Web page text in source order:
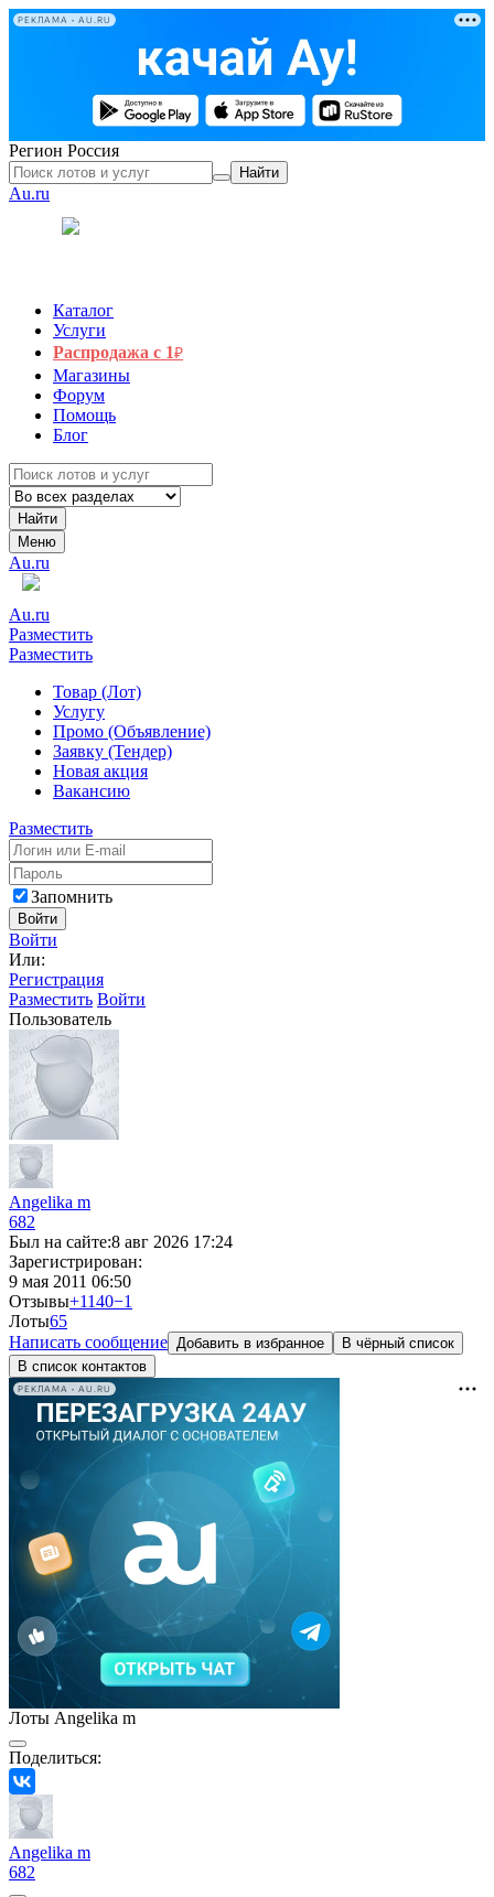
РЕКЛАМА • AU.RU
Регион Россия
Найти
Au.ru
Каталог
Услуги
Распродажа с 1₽
Магазины
Форум
Помощь
Блог
Найти
Меню
Au.ru
Au.ru
Разместить
Разместить
Товар (Лот)
Услугу
Промо (Объявление)
Заявку (Тендер)
Новая акция
Вакансию
Разместить
Запомнить
Войти
Войти
Или:
Регистрация
Разместить Войти
Пользователь
Angelika m
682
Был на сайте:8 авг 2026 17:24
Зарегистрирован:
9 мая 2011 06:50
Отзывы+1140−1
Лоты65
Написать сообщение Добавить в избранное
В чёрный список
В список контактов
РЕКЛАМА • AU.RU
Лоты Angelika m
Поделиться:
Angelika m
682